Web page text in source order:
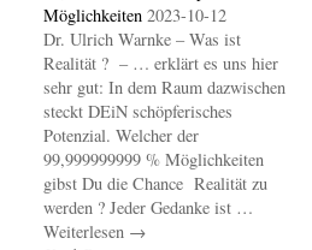
Möglichkeiten 2023-10-12
Dr. Ulrich Warnke – Was ist
Realität ? – … erklärt es uns hier
sehr gut: In dem Raum dazwischen
steckt DEiN schöpferisches
Potenzial. Welcher der
99,999999999 % Möglichkeiten
gibst Du die Chance Realität zu
werden ? Jeder Gedanke ist …
Weiterlesen →